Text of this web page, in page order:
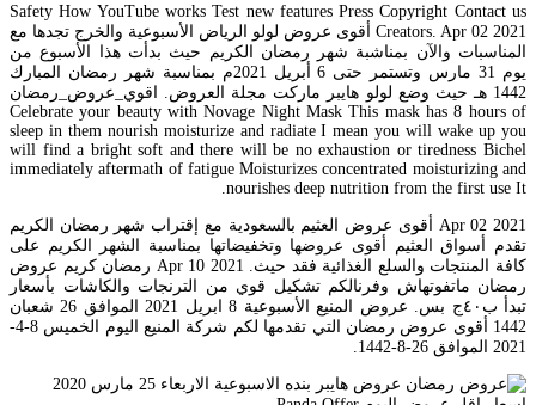
Safety How YouTube works Test new features Press Copyright Contact us
Creators. Apr 02 2021 أقوى عروض لولو الرياض الأسبوعية والخرج تجدها مع
المناسبات والآن بمناشبة شهر رمضان الكريم حيث بدأت هذا الأسبوع من
يوم 31 مارس وتستمر حتى 6 أبريل 2021م بمناسبة شهر رمضان المبارك
1442 هـ حيث وضع لولو هايبر ماركت مجلة العروض. اقوي_عروض_رمضان
Celebrate your beauty with Novage Night Mask This mask has 8 hours of
sleep in them nourish moisturize and radiate I mean you will wake up you
will find a bright soft and there will be no exhaustion or tiredness Bichel
immediately aftermath of fatigue Moisturizes concentrated moisturizing and
nourishes deep nutrition from the first use It.
Apr 02 2021 أقوى عروض العثيم بالسعودية مع إقتراب شهر رمضان الكريم
تقدم أسواق العثيم أقوى عروضها وتخفيضاتها بمناسبة الشهر الكريم على
كافة المنتجات والسلع الغذائية فقد حيث. Apr 10 2021 رمضان كريم عروض
رمضان ماتفوتهاش وفرنالكم تشكيل قوي من الترنجات والكاشات بأسعار
تبدأ ب٤٠ج بس. عروض المنيع الأسبوعية 8 ابريل 2021 الموافق 26 شعبان
1442 أقوى عروض رمضان التي تقدمها لكم شركة المنيع اليوم الخميس 8-4-
2021 الموافق 26-8-1442.